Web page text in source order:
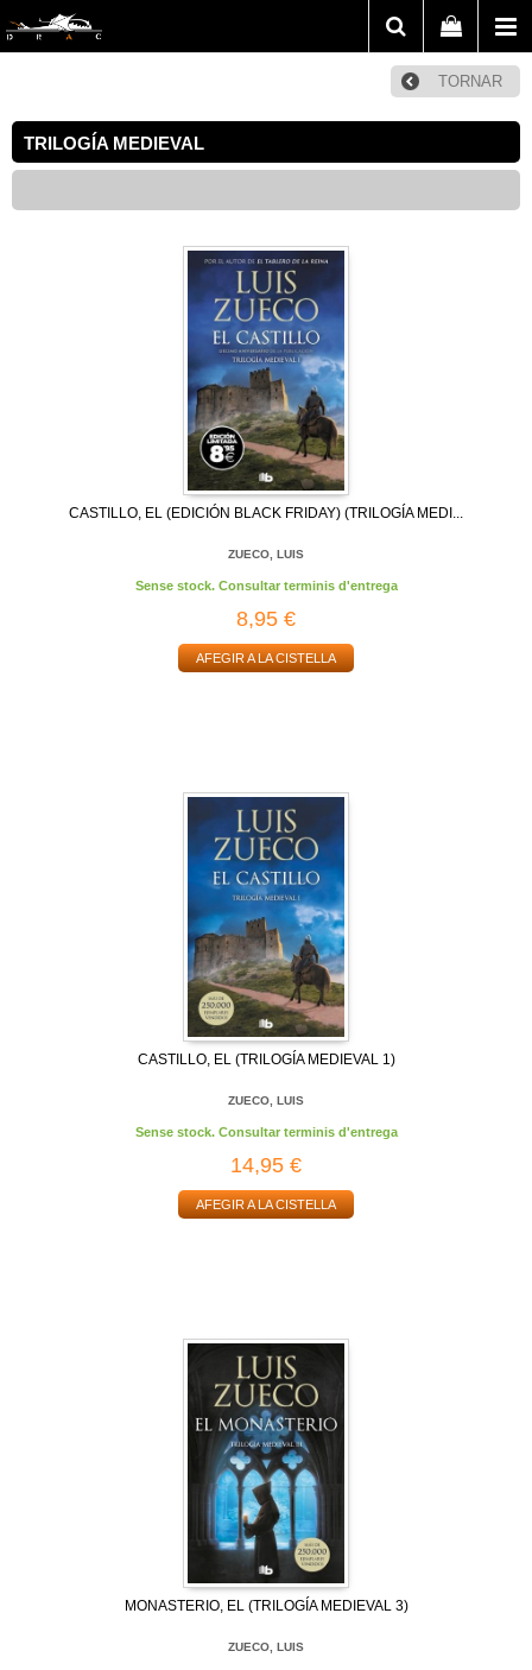
TORNAR
TRILOGÍA MEDIEVAL
CASTILLO, EL (EDICIÓN BLACK FRIDAY) (TRILOGÍA MEDI...
ZUECO, LUIS
Sense stock. Consultar terminis d'entrega
8,95 €
AFEGIR A LA CISTELLA
CASTILLO, EL (TRILOGÍA MEDIEVAL 1)
ZUECO, LUIS
Sense stock. Consultar terminis d'entrega
14,95 €
AFEGIR A LA CISTELLA
MONASTERIO, EL (TRILOGÍA MEDIEVAL 3)
ZUECO, LUIS